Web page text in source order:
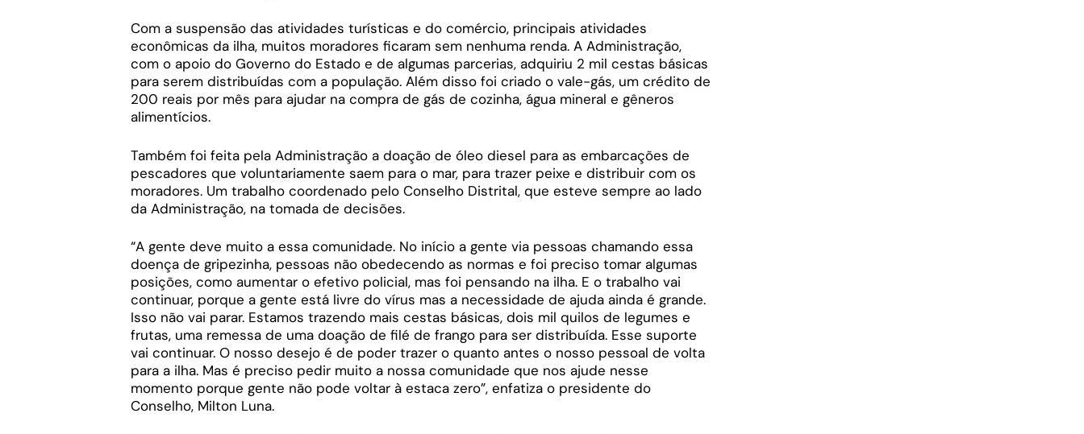
Com a suspensão das atividades turísticas e do comércio, principais atividades
econômicas da ilha, muitos moradores ficaram sem nenhuma renda. A Administração,
com o apoio do Governo do Estado e de algumas parcerias, adquiriu 2 mil cestas básicas
para serem distribuídas com a população. Além disso foi criado o vale-gás, um crédito de
200 reais por mês para ajudar na compra de gás de cozinha, água mineral e gêneros
alimentícios.
Também foi feita pela Administração a doação de óleo diesel para as embarcações de
pescadores que voluntariamente saem para o mar, para trazer peixe e distribuir com os
moradores. Um trabalho coordenado pelo Conselho Distrital, que esteve sempre ao lado
da Administração, na tomada de decisões.
“A gente deve muito a essa comunidade. No início a gente via pessoas chamando essa
doença de gripezinha, pessoas não obedecendo as normas e foi preciso tomar algumas
posições, como aumentar o efetivo policial, mas foi pensando na ilha. E o trabalho vai
continuar, porque a gente está livre do vírus mas a necessidade de ajuda ainda é grande.
Isso não vai parar. Estamos trazendo mais cestas básicas, dois mil quilos de legumes e
frutas, uma remessa de uma doação de filé de frango para ser distribuída. Esse suporte
vai continuar. O nosso desejo é de poder trazer o quanto antes o nosso pessoal de volta
para a ilha. Mas é preciso pedir muito a nossa comunidade que nos ajude nesse
momento porque gente não pode voltar à estaca zero”, enfatiza o presidente do
Conselho, Milton Luna.